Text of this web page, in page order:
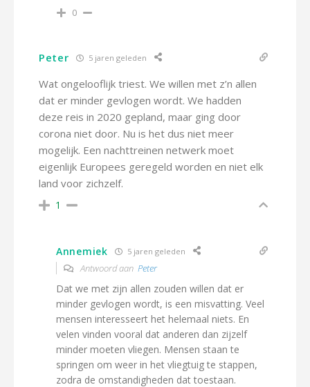
0
Peter 5 jaren geleden
Wat ongelooflijk triest. We willen met z’n allen
dat er minder gevlogen wordt. We hadden
deze reis in 2020 gepland, maar ging door
corona niet door. Nu is het dus niet meer
mogelijk. Een nachttreinen netwerk moet
eigenlijk Europees geregeld worden en niet elk
land voor zichzelf.
1
Annemiek 5 jaren geleden
Antwoord aan Peter
Dat we met zijn allen zouden willen dat er
minder gevlogen wordt, is een misvatting. Veel
mensen interesseert het helemaal niets. En
velen vinden vooral dat anderen dan zijzelf
minder moeten vliegen. Mensen staan te
springen om weer in het vliegtuig te stappen,
zodra de omstandigheden dat toestaan.